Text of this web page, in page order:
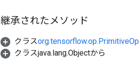
継承されたメソッド
クラスorg.tensorflow.op.PrimitiveOp
クラスjava.lang.Objectから